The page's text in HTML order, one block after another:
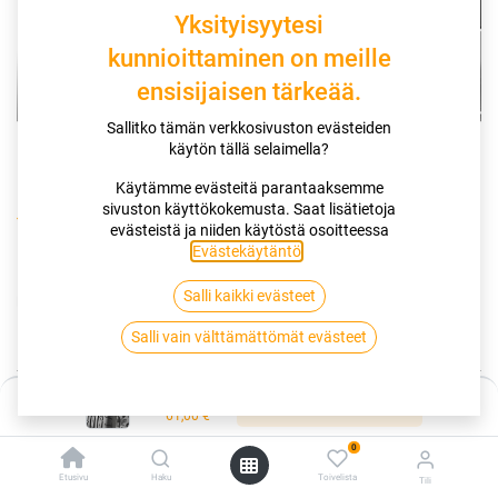
61,00€
Etusivu Haku
0
Toivelista Tili
Kauppa 135/80R13 70T NANKANG ECO 2+
135/80R13 70T NANKANG ECO 2+
Tuotekoodi:255120
Toimitusaika:3 arkipäivää
Asennuspalvelu
Yksityisyytesi
kunnioittaminen on meille
ensisijaisen tärkeää.
Sallitko tämän verkkosivuston evästeiden
käytön tällä selaimella?
Käytämme evästeitä parantaaksemme
sivuston käyttökokemusta. Saat lisätietoja
evästeistä ja niiden käytöstä osoitteessa
Evästekäytäntö
Salli kaikki evästeet
Salli vain välttämättömät evästeet